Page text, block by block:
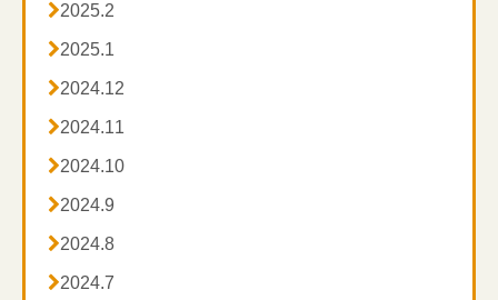
2025.2
2025.1
2024.12
2024.11
2024.10
2024.9
2024.8
2024.7